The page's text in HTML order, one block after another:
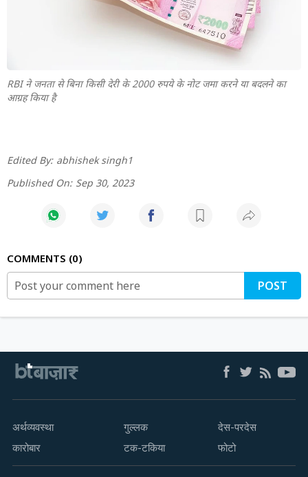
RBI ने जनता से बिना किसी देरी के 2000 रुपये के नोट जमा करने या बदलने का
आग्रह किया है
Edited By: abhishek singh1
Published On: Sep 30, 2023
COMMENTS 0
POST
अर्थव्यवस्था
कारोबार
गुल्लक
टक-टकिया
देस-परदेस
फोटो